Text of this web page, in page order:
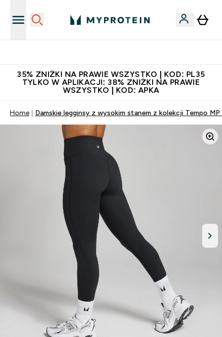
35% ZNIŻKI NA PRAWIE WSZYSTKO | KOD: PL35
TYLKO W APLIKACJI: 38% ZNIŻKI NA PRAWIE
WSZYSTKO | KOD: APKA
Home Damskie legginsy z wysokim stanem z kolekcji Tempo